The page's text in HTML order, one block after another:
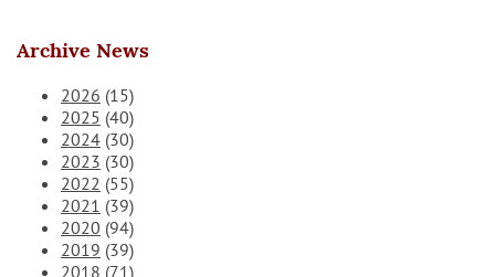
Archive News
2026 (15)
2025 (40)
2024 (30)
2023 (30)
2022 (55)
2021 (39)
2020 (94)
2019 (39)
2018 (71)